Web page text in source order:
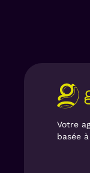
Votre
basée